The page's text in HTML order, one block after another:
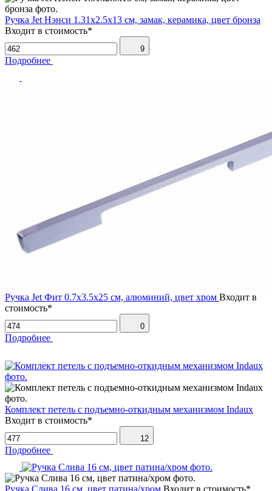
Ручка Jet Нэнси 1.31х2.5х13 см, замак, керамика, цвет бронза
Входит в стоимость*
9
Подробнее
Ручка Jet Фит 0.7х3.5х25 см, алюминий, цвет хром Входит в
стоимость*
0
Подробнее
Комплект петель с подъемно-откидным механизмом Indaux
Входит в стоимость*
12
Подробнее